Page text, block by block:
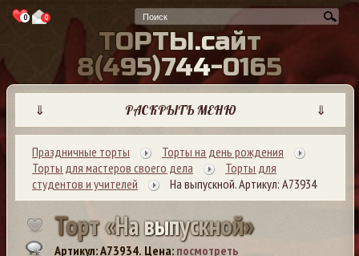
0 0
ТОРТЫ.сайт
8(495)744-0165
⇓ РАСКРЫТЬ МЕНЮ ⇓
Праздничные торты
Торты на день рождения
Торты для мастеров своего дела
Торты для
студентов и учителей
На выпускной. Артикул: А73934
Торт«Навыпускной»
Артикул: A73934. Цена: посмотреть